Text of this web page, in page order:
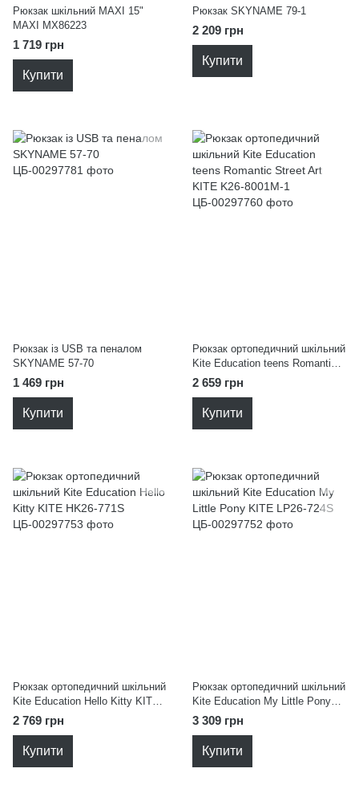
Рюкзак шкільний MAXI 15"
MAXI MX86223
1 719 грн
Купити
Рюкзак SKYNAME 79-1
2 209 грн
Купити
Рюкзак із USB та пеналом
SKYNAME 57-70
1 469 грн
Купити
Рюкзак ортопедичний шкільний
Kite Education teens Romantic
Street Art KITE K26-8001M-1
2 659 грн
Купити
Рюкзак ортопедичний шкільний
Kite Education Hello Kitty KITE
HK26-771S
2 769 грн
Купити
Рюкзак ортопедичний шкільний
Kite Education My Little Pony
KITE LP26-724S
3 309 грн
Купити